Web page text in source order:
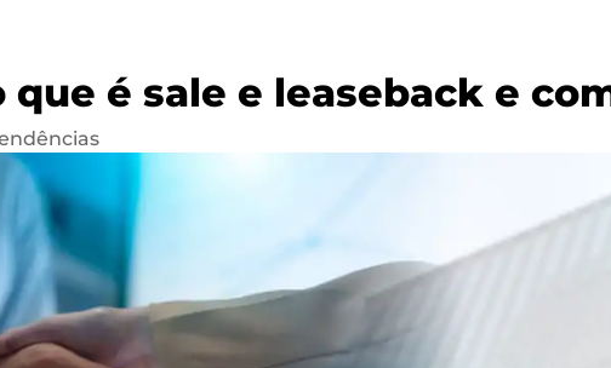
que é sale e leaseback e